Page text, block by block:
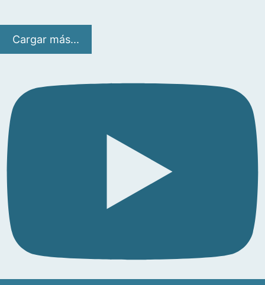
Cargar más...